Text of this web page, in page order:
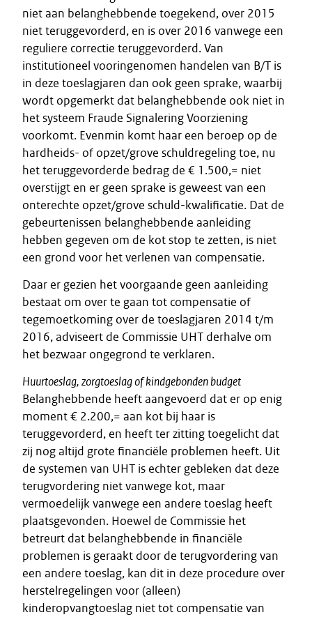
niet aan belanghebbende toegekend, over 2015
niet teruggevorderd, en is over 2016 vanwege een
reguliere correctie teruggevorderd. Van
institutioneel vooringenomen handelen van B/T is
in deze toeslagjaren dan ook geen sprake, waarbij
wordt opgemerkt dat belanghebbende ook niet in
het systeem Fraude Signalering Voorziening
voorkomt. Evenmin komt haar een beroep op de
hardheids- of opzet/grove schuldregeling toe, nu
het teruggevorderde bedrag de € 1.500,= niet
overstijgt en er geen sprake is geweest van een
onterechte opzet/grove schuld-kwalificatie. Dat de
gebeurtenissen belanghebbende aanleiding
hebben gegeven om de kot stop te zetten, is niet
een grond voor het verlenen van compensatie.
Daar er gezien het voorgaande geen aanleiding
bestaat om over te gaan tot compensatie of
tegemoetkoming over de toeslagjaren 2014 t/m
2016, adviseert de Commissie UHT derhalve om
het bezwaar ongegrond te verklaren.
Huurtoeslag, zorgtoeslag of kindgebonden budget
Belanghebbende heeft aangevoerd dat er op enig
moment € 2.200,= aan kot bij haar is
teruggevorderd, en heeft ter zitting toegelicht dat
zij nog altijd grote financiële problemen heeft. Uit
de systemen van UHT is echter gebleken dat deze
terugvordering niet vanwege kot, maar
vermoedelijk vanwege een andere toeslag heeft
plaatsgevonden. Hoewel de Commissie het
betreurt dat belanghebbende in financiële
problemen is geraakt door de terugvordering van
een andere toeslag, kan dit in deze procedure over
herstelregelingen voor (alleen)
kinderopvangtoeslag niet tot compensatie van